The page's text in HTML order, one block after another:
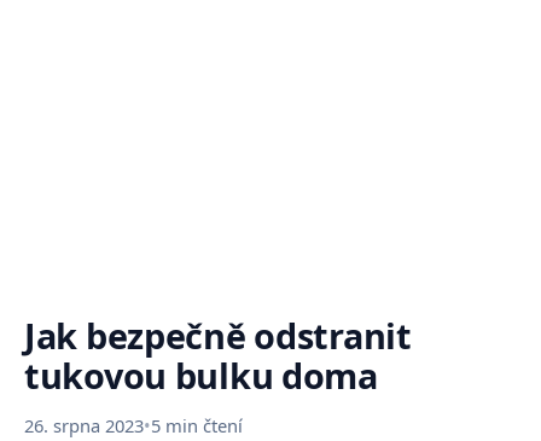
Jak bezpečně odstranit
tukovou bulku doma
26. srpna 2023•5 min čtení